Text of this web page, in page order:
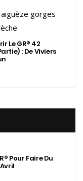
Le GR® 42
: De Viviers
Pour Faire Du